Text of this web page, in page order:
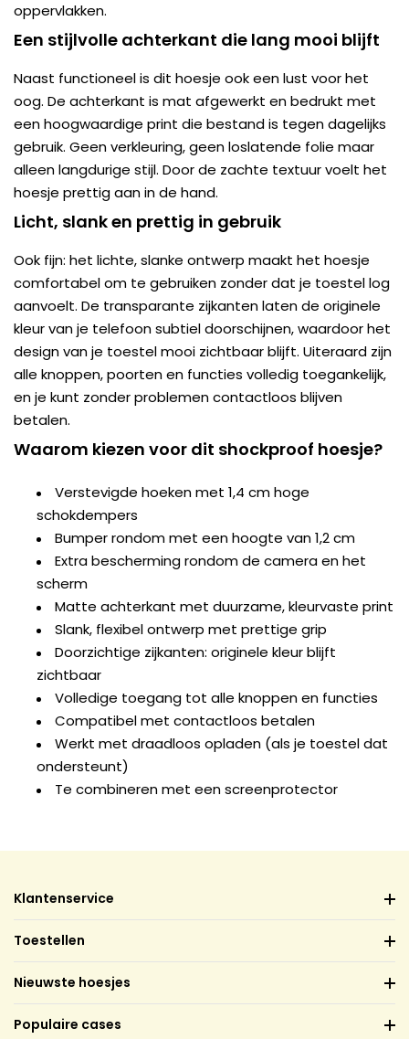
oppervlakken.
Een stijlvolle achterkant die lang mooi blijft
Naast functioneel is dit hoesje ook een lust voor het
oog. De achterkant is mat afgewerkt en bedrukt met
een hoogwaardige print die bestand is tegen dagelijks
gebruik. Geen verkleuring, geen loslatende folie maar
alleen langdurige stijl. Door de zachte textuur voelt het
hoesje prettig aan in de hand.
Licht, slank en prettig in gebruik
Ook fijn: het lichte, slanke ontwerp maakt het hoesje
comfortabel om te gebruiken zonder dat je toestel log
aanvoelt. De transparante zijkanten laten de originele
kleur van je telefoon subtiel doorschijnen, waardoor het
design van je toestel mooi zichtbaar blijft. Uiteraard zijn
alle knoppen, poorten en functies volledig toegankelijk,
en je kunt zonder problemen contactloos blijven
betalen.
Waarom kiezen voor dit shockproof hoesje?
Verstevigde hoeken met 1,4 cm hoge
schokdempers
Bumper rondom met een hoogte van 1,2 cm
Extra bescherming rondom de camera en het
scherm
Matte achterkant met duurzame, kleurvaste print
Slank, flexibel ontwerp met prettige grip
Doorzichtige zijkanten: originele kleur blijft
zichtbaar
Volledige toegang tot alle knoppen en functies
Compatibel met contactloos betalen
Werkt met draadloos opladen (als je toestel dat
ondersteunt)
Te combineren met een screenprotector
Klantenservice
Toestellen
Nieuwste hoesjes
Populaire cases